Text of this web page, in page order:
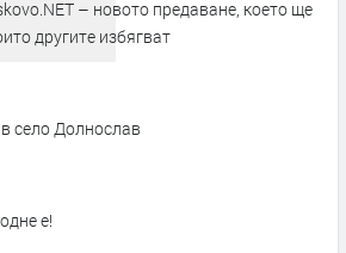
– новото предаване, което ще
другите избягват
село Долнослав
е!